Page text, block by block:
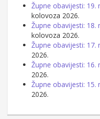
Župne obavijesti: 19.
kolovoza 2026.
Župne obavijesti: 18.
kolovoza 2026.
Župne obavijesti: 17.
2026.
Župne obavijesti: 16.
2026.
Župne obavijesti: 15.
2026.